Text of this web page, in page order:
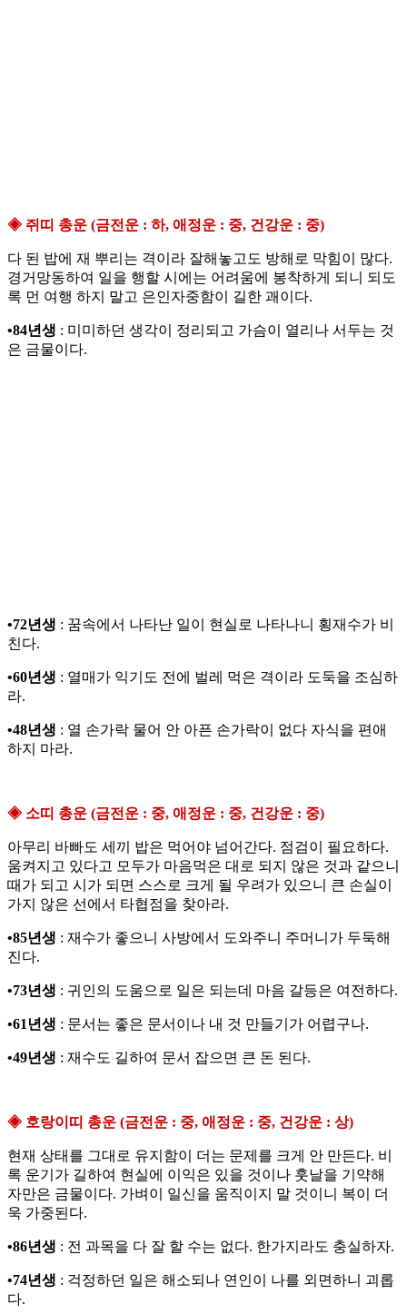
◈ 쥐띠 총운 (금전운 : 하, 애정운 : 중, 건강운 : 중)
다 된 밥에 재 뿌리는 격이라 잘해놓고도 방해로 막힘이 많다.
경거망동하여 일을 행할 시에는 어려움에 봉착하게 되니 되도
록 먼 여행 하지 말고 은인자중함이 길한 괘이다.
•84년생 : 미미하던 생각이 정리되고 가슴이 열리나 서두는 것
은 금물이다.
•72년생 : 꿈속에서 나타난 일이 현실로 나타나니 횡재수가 비
친다.
•60년생 : 열매가 익기도 전에 벌레 먹은 격이라 도둑을 조심하
라.
•48년생 : 열 손가락 물어 안 아픈 손가락이 없다 자식을 편애
하지 마라.
◈ 소띠 총운 (금전운 : 중, 애정운 : 중, 건강운 : 중)
아무리 바빠도 세끼 밥은 먹어야 넘어간다. 점검이 필요하다.
움켜지고 있다고 모두가 마음먹은 대로 되지 않은 것과 같으니
때가 되고 시가 되면 스스로 크게 될 우려가 있으니 큰 손실이
가지 않은 선에서 타협점을 찾아라.
•85년생 : 재수가 좋으니 사방에서 도와주니 주머니가 두둑해
진다.
•73년생 : 귀인의 도움으로 일은 되는데 마음 갈등은 여전하다.
•61년생 : 문서는 좋은 문서이나 내 것 만들기가 어렵구나.
•49년생 : 재수도 길하여 문서 잡으면 큰 돈 된다.
◈ 호랑이띠 총운 (금전운 : 중, 애정운 : 중, 건강운 : 상)
현재 상태를 그대로 유지함이 더는 문제를 크게 안 만든다. 비
록 운기가 길하여 현실에 이익은 있을 것이나 훗날을 기약해
자만은 금물이다. 가벼이 일신을 움직이지 말 것이니 복이 더
욱 가중된다.
•86년생 : 전 과목을 다 잘 할 수는 없다. 한가지라도 충실하자.
•74년생 : 걱정하던 일은 해소되나 연인이 나를 외면하니 괴롭
다.